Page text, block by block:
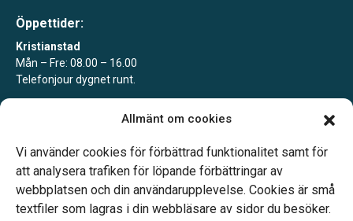
Allmänt om cookies
Vi använder cookies för förbättrad funktionalitet samt för
att analysera trafiken för löpande förbättringar av
webbplatsen och din användarupplevelse. Cookies är små
textfiler som lagras i din webbläsare av sidor du besöker.
Öppettider:
Kristianstad
Mån – Fre: 08.00 – 16.00
Telefonjour dygnet runt.
Telefonjour dygnet runt.